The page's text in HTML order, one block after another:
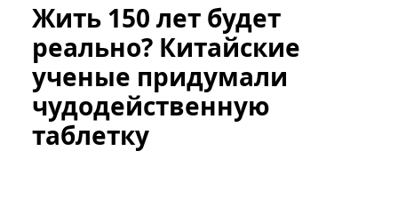
Жить 150 лет будет
реально? Китайские
ученые придумали
чудодейственную
таблетку